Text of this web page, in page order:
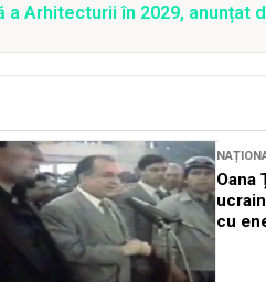
Arhitecturii în 2029, anunțat
Oana
cu